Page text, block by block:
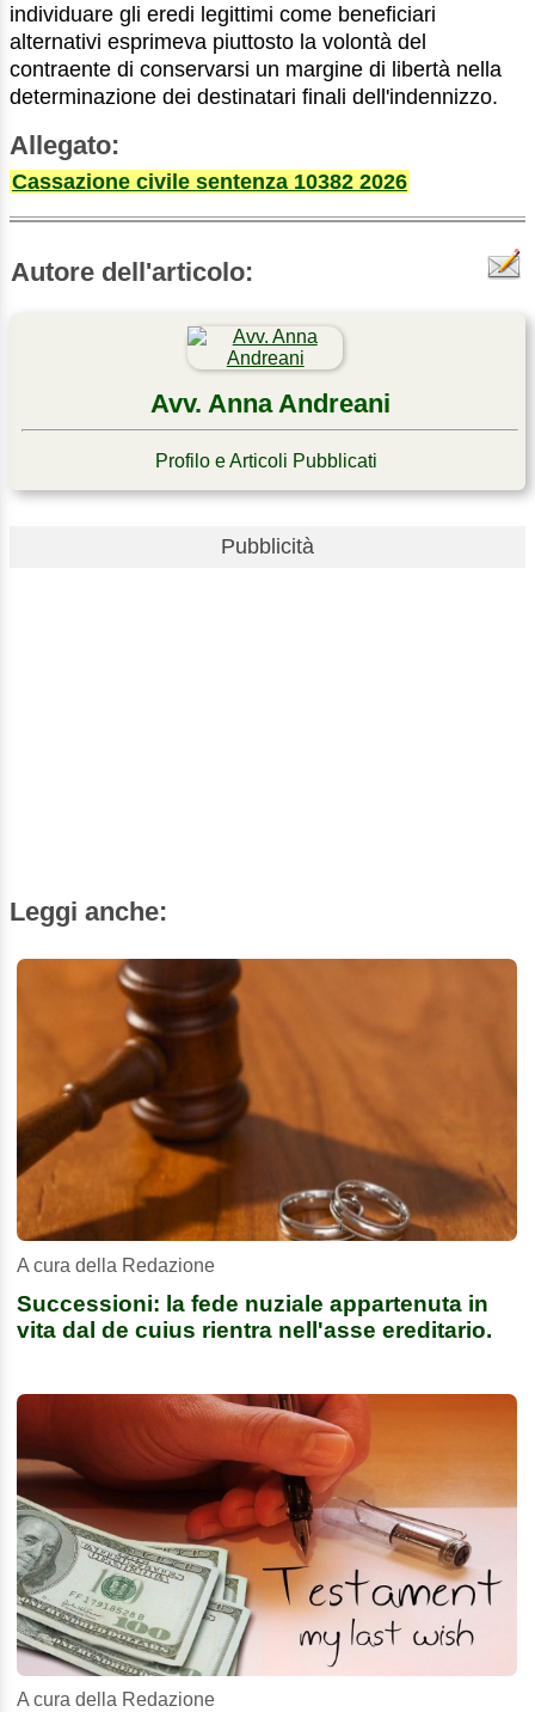
individuare gli eredi legittimi come beneficiari
alternativi esprimeva piuttosto la volontà del
contraente di conservarsi un margine di libertà nella
determinazione dei destinatari finali dell'indennizzo.
Allegato:
Cassazione civile sentenza 10382 2026
Autore dell'articolo:
Avv. Anna Andreani
Profilo e Articoli Pubblicati
Pubblicità
Leggi anche:
A cura della Redazione
Successioni: la fede nuziale appartenuta in
vita dal de cuius rientra nell'asse ereditario.
A cura della Redazione